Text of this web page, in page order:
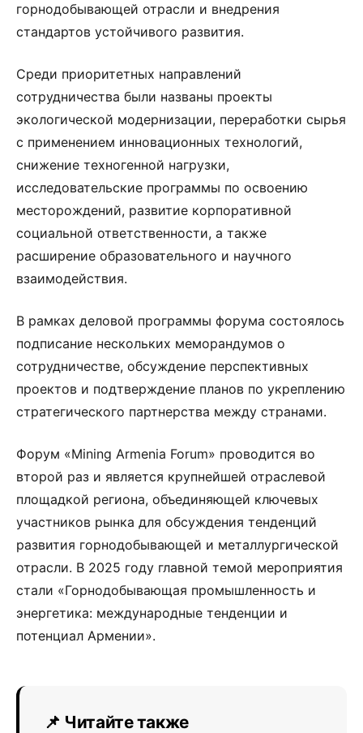
горнодобывающей отрасли и внедрения
стандартов устойчивого развития.
Среди приоритетных направлений
сотрудничества были названы проекты
экологической модернизации, переработки сырья
с применением инновационных технологий,
снижение техногенной нагрузки,
исследовательские программы по освоению
месторождений, развитие корпоративной
социальной ответственности, а также
расширение образовательного и научного
взаимодействия.
В рамках деловой программы форума состоялось
подписание нескольких меморандумов о
сотрудничестве, обсуждение перспективных
проектов и подтверждение планов по укреплению
стратегического партнерства между странами.
Форум «Mining Armenia Forum» проводится во
второй раз и является крупнейшей отраслевой
площадкой региона, объединяющей ключевых
участников рынка для обсуждения тенденций
развития горнодобывающей и металлургической
отрасли. В 2025 году главной темой мероприятия
стали «Горнодобывающая промышленность и
энергетика: международные тенденции и
потенциал Армении».
📌 Читайте также